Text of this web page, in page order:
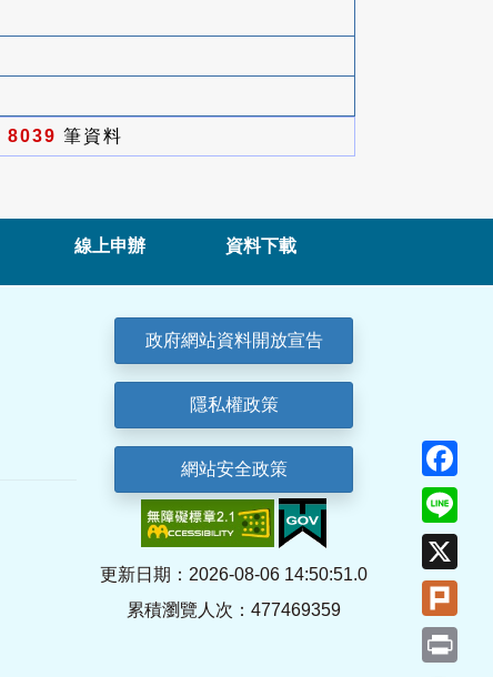
8039 筆資料
線上申辦 資料下載
政府網站資料開放宣告
隱私權政策
網站安全政策
更新日期：2026-08-06 14:50:51.0
累積瀏覽人次：477469359